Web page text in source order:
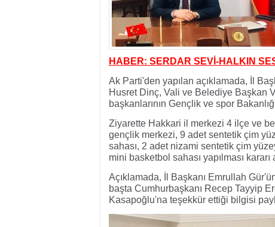
19:10
- Hakkari'de 503
19:08
- Bakan
HABER: SERDAR SEVİ-HALKIN
Ak Parti'den yapılan açıklamada, İl
Husret Dinç, Vali ve Belediye Başkan
başkanlarının Gençlik ve spor
Ziyarette Hakkari il merkezi 4 ilçe ve
gençlik merkezi, 9 adet sentetik çim
sahası, 2 adet nizami sentetik çim
mini basketbol sahası yapılması kararı
Açıklamada, İl Başkanı Emrullah
başta Cumhurbaşkanı Recep Tayyip
Kasapoğlu'na teşekkür ettiği bilgisi